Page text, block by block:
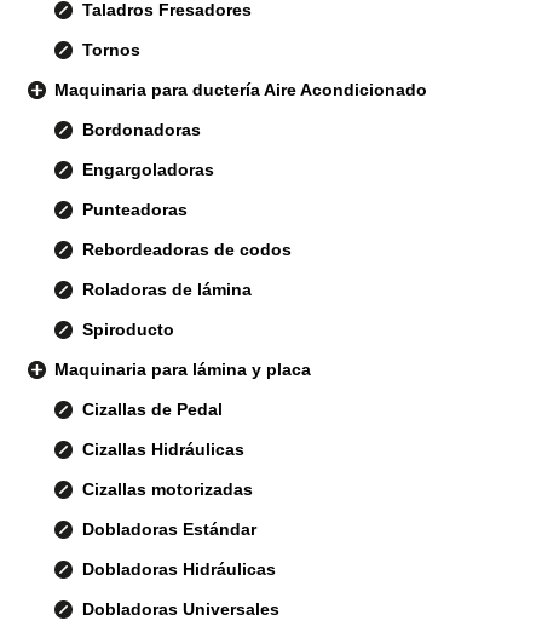
Taladros Fresadores
Tornos
Maquinaria para ductería Aire Acondicionado
Bordonadoras
Engargoladoras
Punteadoras
Rebordeadoras de codos
Roladoras de lámina
Spiroducto
Maquinaria para lámina y placa
Cizallas de Pedal
Cizallas Hidráulicas
Cizallas motorizadas
Dobladoras Estándar
Dobladoras Hidráulicas
Dobladoras Universales